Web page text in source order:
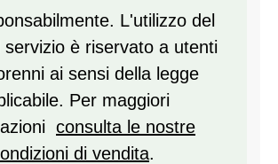
L'utilizzo del
servizio è riservato a utenti
ai sensi della legge
Per maggiori
consulta le nostre
di vendita.